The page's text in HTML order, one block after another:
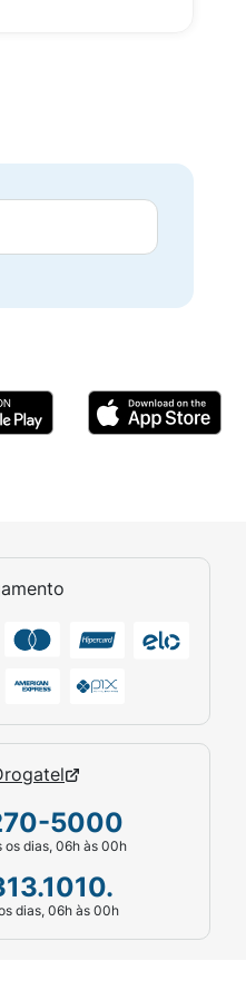
5000
os dias, 06h às 00h
dias, 06h às 00h